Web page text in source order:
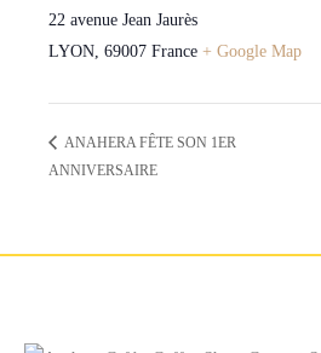
22 avenue Jean Jaurès
LYON, 69007 France + Google Map
ANAHERA FÊTE SON 1ER
ANNIVERSAIRE